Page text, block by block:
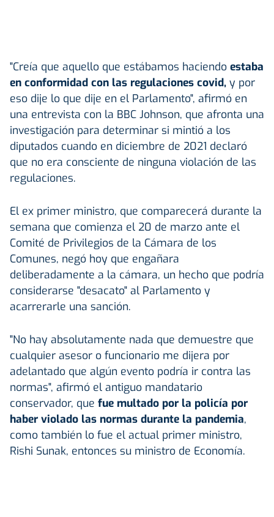
"Creía que aquello que estábamos haciendo estaba
en conformidad con las regulaciones covid, y por
eso dije lo que dije en el Parlamento", afirmó en
una entrevista con la BBC Johnson, que afronta una
investigación para determinar si mintió a los
diputados cuando en diciembre de 2021 declaró
que no era consciente de ninguna violación de las
regulaciones.
El ex primer ministro, que comparecerá durante la
semana que comienza el 20 de marzo ante el
Comité de Privilegios de la Cámara de los
Comunes, negó hoy que engañara
deliberadamente a la cámara, un hecho que podría
considerarse "desacato" al Parlamento y
acarrerarle una sanción.
"No hay absolutamente nada que demuestre que
cualquier asesor o funcionario me dijera por
adelantado que algún evento podría ir contra las
normas", afirmó el antiguo mandatario
conservador, que fue multado por la policía por
haber violado las normas durante la pandemia,
como también lo fue el actual primer ministro,
Rishi Sunak, entonces su ministro de Economía.